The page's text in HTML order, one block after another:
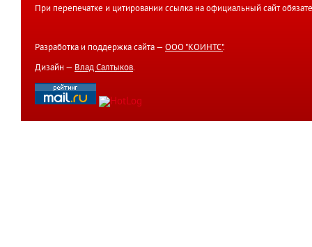
При перепечатке и цитировании ссылка на официальный сайт
Разработка и поддержка сайта — ООО "КОИНТС".
Дизайн — Влад Салтыков.